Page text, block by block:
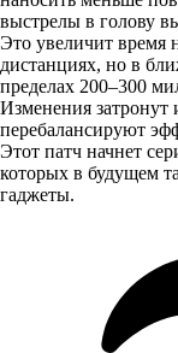
выстрелы в голову
Это увеличит время
дистанциях, но в
пределах 200–300
Изменения затронут
перебалансируют
Этот патч начнет
которых в будущем
гаджеты.